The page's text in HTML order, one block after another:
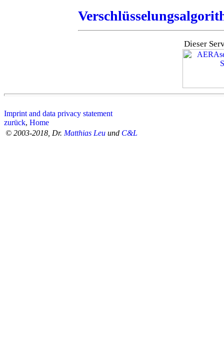
Dieser
Imprint and data privacy statement
zurück, Home
© 2003-2018, Dr. Matthias Leu und C&L